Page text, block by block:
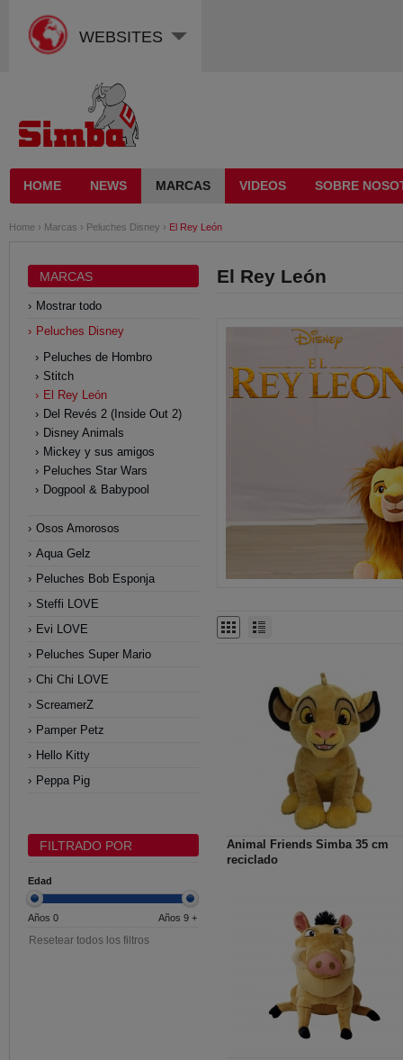
WEBSITES
HOME NEWS MARCAS VIDEOS SOBRE
Home › Marcas › Peluches Disney › El Rey León
MARCAS
Mostrar todo
Peluches Disney
Peluches de Hombro
Stitch
El Rey León
Del Revés 2 (Inside Out 2)
Disney Animals
Mickey y sus amigos
Peluches Star Wars
Dogpool & Babypool
Osos Amorosos
Aqua Gelz
Peluches Bob Esponja
Steffi LOVE
Evi LOVE
Peluches Super Mario
Chi Chi LOVE
ScreamerZ
Pamper Petz
Hello Kitty
Peppa Pig
FILTRADO POR
Edad
Años 0 Años 9 +
Resetear todos los filtros
El Rey León
Animal Friends Simba 35 cm
reciclado